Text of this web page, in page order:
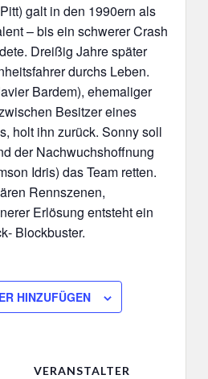
galt in den 1990ern als
– bis ein schwerer Crash
Dreißig Jahre später
durchs Leben.
Bardem), ehemaliger
Besitzer eines
holt ihn zurück. Sonny soll
der Nachwuchshoffnung
Idris) das Team retten.
Rennszenen,
Erlösung entsteht ein
Blockbuster.
HINZUFÜGEN
VERANSTALTER